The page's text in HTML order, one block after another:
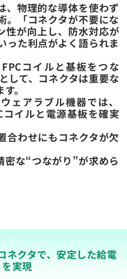
、物理的な導体を使わず
。「コネクタが不要にな
性が向上し、防水対応が
った利点がよく語られま
コイルと基板をつな
して、コネクタは重要な
。
ェアラブル機器では、
イルと電源基板を確実
合わせにもコネクタが欠
密な“つながり”が求めら
ネクタで、安定した給電
を実現